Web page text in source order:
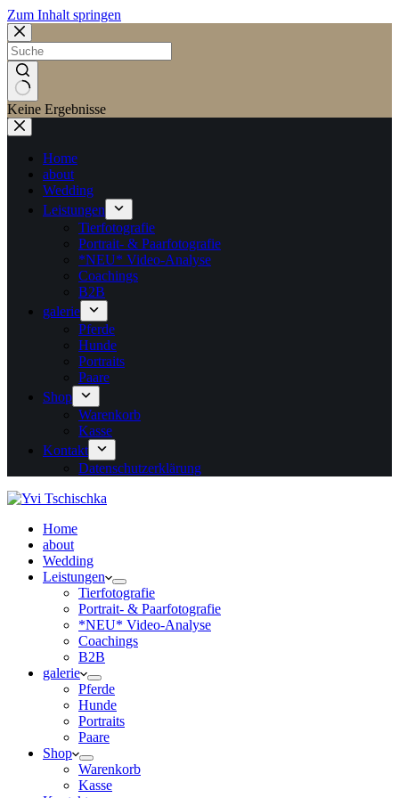
Zum Inhalt springen
Keine Ergebnisse
Home
about
Wedding
Leistungen
Tierfotografie
Portrait- & Paarfotografie
*NEU* Video-Analyse
Coachings
B2B
galerie
Pferde
Hunde
Portraits
Paare
Shop
Warenkorb
Kasse
Kontakt
Datenschutzerklärung
Home
about
Wedding
Leistungen
Tierfotografie
Portrait- & Paarfotografie
*NEU* Video-Analyse
Coachings
B2B
galerie
Pferde
Hunde
Portraits
Paare
Shop
Warenkorb
Kasse